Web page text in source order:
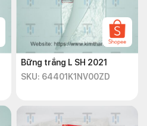
Bững trắng L SH 2021
SKU: 64401K1NV00ZD